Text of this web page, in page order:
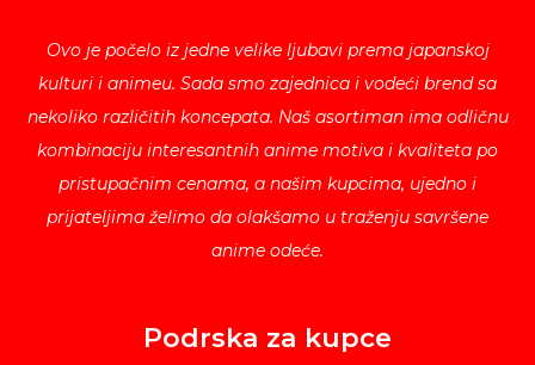
Ovo je počelo iz jedne velike ljubavi prema japanskoj
kulturi i animeu. Sada smo zajednica i vodeći brend sa
nekoliko različitih koncepata. Naš asortiman ima odličnu
kombinaciju interesantnih anime motiva i kvaliteta po
pristupačnim cenama, a našim kupcima, ujedno i
prijateljima želimo da olakšamo u traženju savršene
anime odeće.
Podrska za kupce